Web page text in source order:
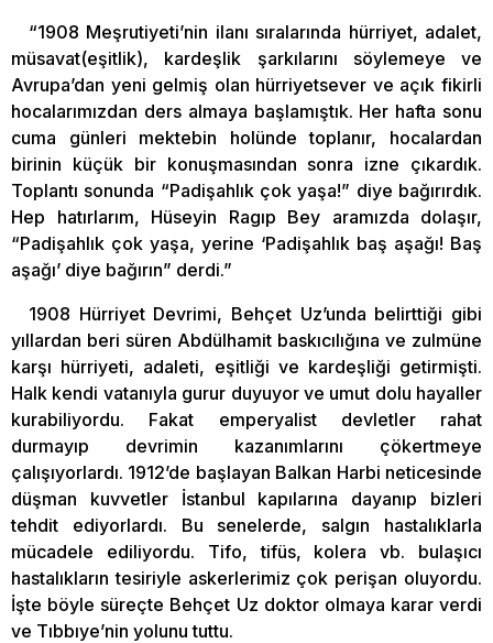
“1908 Meşrutiyeti’nin ilanı sıralarında hürriyet, adalet,
müsavat(eşitlik), kardeşlik şarkılarını söylemeye ve
Avrupa’dan yeni gelmiş olan hürriyetsever ve açık fikirli
hocalarımızdan ders almaya başlamıştık. Her hafta sonu
cuma günleri mektebin holünde toplanır, hocalardan
birinin küçük bir konuşmasından sonra izne çıkardık.
Toplantı sonunda “Padişahlık çok yaşa!” diye bağırırdık.
Hep hatırlarım, Hüseyin Ragıp Bey aramızda dolaşır,
“Padişahlık çok yaşa, yerine ‘Padişahlık baş aşağı! Baş
aşağı’ diye bağırın” derdi.”
1908 Hürriyet Devrimi, Behçet Uz’unda belirttiği gibi
yıllardan beri süren Abdülhamit baskıcılığına ve zulmüne
karşı hürriyeti, adaleti, eşitliği ve kardeşliği getirmişti.
Halk kendi vatanıyla gurur duyuyor ve umut dolu hayaller
kurabiliyordu. Fakat emperyalist devletler rahat
durmayıp devrimin kazanımlarını çökertmeye
çalışıyorlardı. 1912’de başlayan Balkan Harbi neticesinde
düşman kuvvetler İstanbul kapılarına dayanıp bizleri
tehdit ediyorlardı. Bu senelerde, salgın hastalıklarla
mücadele ediliyordu. Tifo, tifüs, kolera vb. bulaşıcı
hastalıkların tesiriyle askerlerimiz çok perişan oluyordu.
İşte böyle süreçte Behçet Uz doktor olmaya karar verdi
ve Tıbbıye’nin yolunu tuttu.